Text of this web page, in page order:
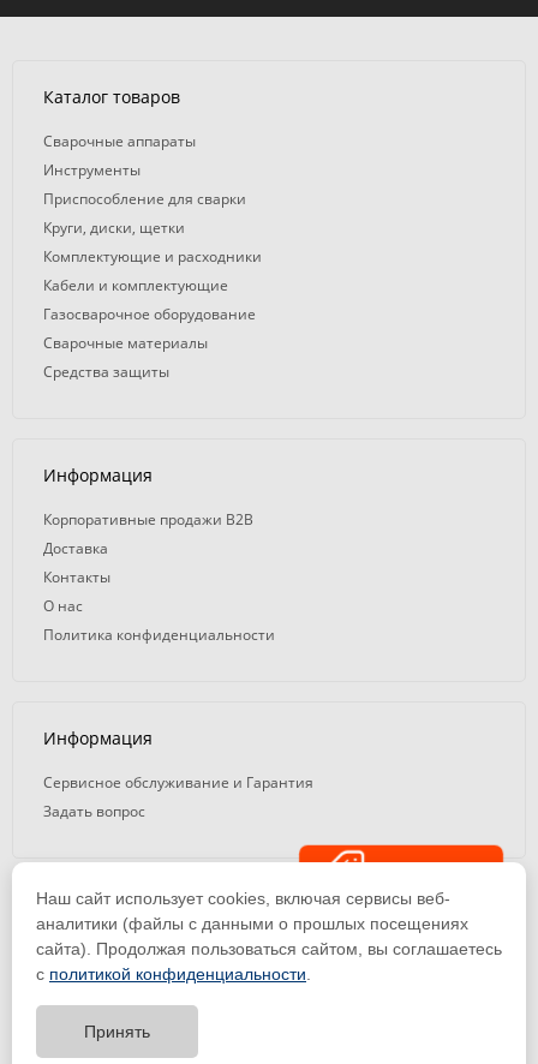
Каталог товаров
Сварочные аппараты
Инструменты
Приспособление для сварки
Круги, диски, щетки
Комплектующие и расходники
Кабели и комплектующие
Газосварочное оборудование
Сварочные материалы
Средства защиты
Информация
Корпоративные продажи B2B
Доставка
Контакты
О нас
Политика конфиденциальности
Информация
Сервисное обслуживание и Гарантия
Задать вопрос
© 2008 — 2026. ООО «ТК Вэлд Плюс»
Email: ideasvarki@wp116.ru
Тел.: 8 800 101-08-75 (с 10:00 до 19:00)
ООО «Торговая Компания Вэлд Плюс» | ИНН 1650288518 | ОГРН
1141650012184
Наш сайт использует cookies, включая сервисы веб-
аналитики (файлы с данными о прошлых посещениях
сайта). Продолжая пользоваться сайтом, вы соглашаетесь
с политикой конфиденциальности
Принять